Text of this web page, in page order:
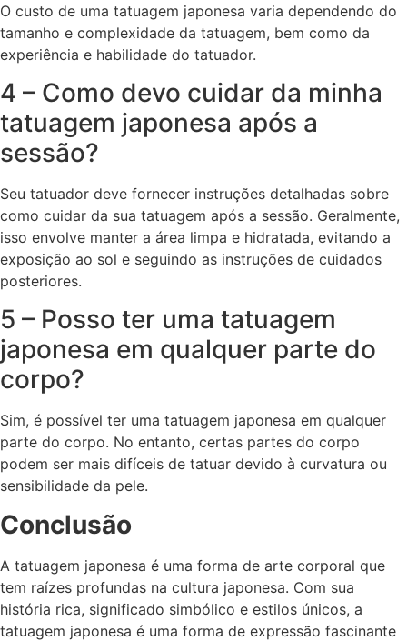
O custo de uma tatuagem japonesa varia dependendo do
tamanho e complexidade da tatuagem, bem como da
experiência e habilidade do tatuador.
4 – Como devo cuidar da minha
tatuagem japonesa após a
sessão?
Seu tatuador deve fornecer instruções detalhadas sobre
como cuidar da sua tatuagem após a sessão. Geralmente,
isso envolve manter a área limpa e hidratada, evitando a
exposição ao sol e seguindo as instruções de cuidados
posteriores.
5 – Posso ter uma tatuagem
japonesa em qualquer parte do
corpo?
Sim, é possível ter uma tatuagem japonesa em qualquer
parte do corpo. No entanto, certas partes do corpo
podem ser mais difíceis de tatuar devido à curvatura ou
sensibilidade da pele.
Conclusão
A tatuagem japonesa é uma forma de arte corporal que
tem raízes profundas na cultura japonesa. Com sua
história rica, significado simbólico e estilos únicos, a
tatuagem japonesa é uma forma de expressão fascinante